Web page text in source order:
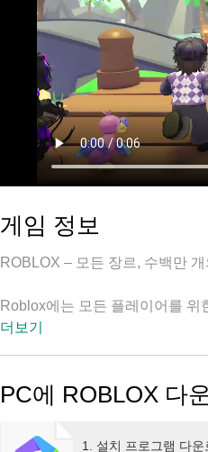
게임 정보
ROBLOX – 모든 장르, 수백만
Roblox에는 모든 플레이어를 위
경쟁하고, 하드코어 전술 슈팅
심 찬 고품질 게임으로 끊임없
더보기
PC에 ROBLOX 다
1. 설치 프로그램 다운